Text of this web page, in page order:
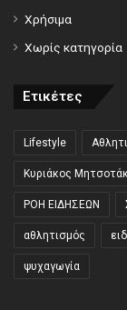
Χρήσιμα
Χωρίς κατηγορία
Ετικέτες
Lifestyle
Κυριάκος
ΡΟΗ ΕΙΔΗΣΕΩΝ
αθλητισμός
ψυχαγωγία